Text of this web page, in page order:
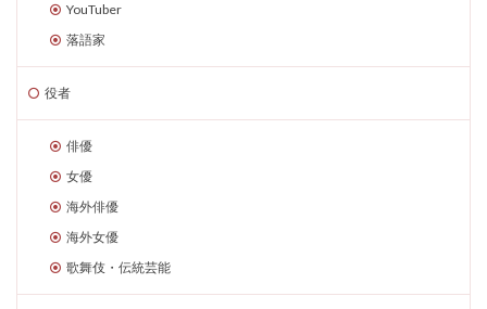
YouTuber
落語家
役者
俳優
女優
海外俳優
海外女優
歌舞伎・伝統芸能